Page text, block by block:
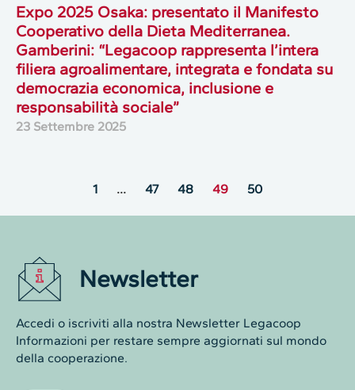
Expo 2025 Osaka: presentato il Manifesto
Cooperativo della Dieta Mediterranea.
Gamberini: “Legacoop rappresenta l’intera
filiera agroalimentare, integrata e fondata su
democrazia economica, inclusione e
responsabilità sociale”
23 Settembre 2025
1 … 47 48 49 50
Newsletter
Accedi o iscriviti alla nostra Newsletter Legacoop
Informazioni per restare sempre aggiornati sul mondo
della cooperazione.